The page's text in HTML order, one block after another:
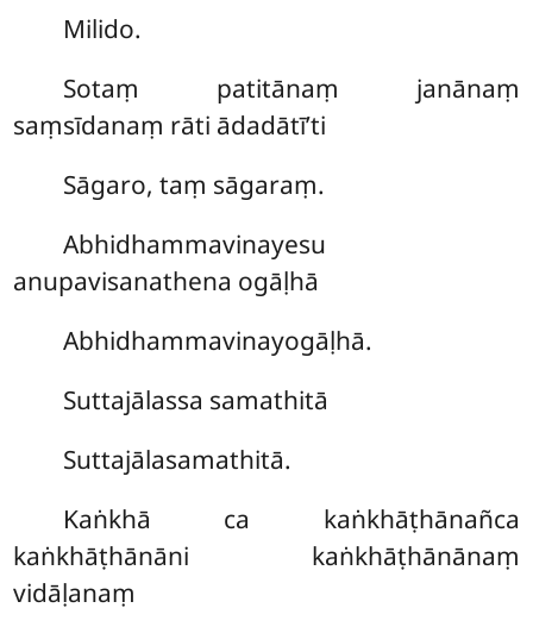
Milido.
Sotaṃ patitānaṃ janānaṃ
saṃsīdanaṃ rāti ādadātī’ti
Sāgaro, taṃ sāgaraṃ.
Abhidhammavinayesu
anupavisanathena ogāḷhā
Abhidhammavinayogāḷhā.
Suttajālassa samathitā
Suttajālasamathitā.
Kaṅkhā ca kaṅkhāṭhānañca
kaṅkhāṭhānāni kaṅkhāṭhānānaṃ
vidāḷanaṃ